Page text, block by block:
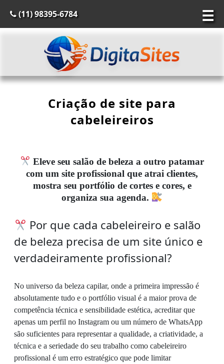
☰
(11) 98395-6784
Criação de site para
cabeleireiros
Eleve seu salão de beleza a outro patamar
com um site profissional que atrai clientes,
mostra seu portfólio de cortes e cores, e
organiza sua agenda.
Por que cada cabeleireiro e salão
de beleza precisa de um site único e
verdadeiramente profissional?
No universo da beleza capilar, onde a primeira impressão é
absolutamente tudo e o portfólio visual é a maior prova de
competência técnica e sensibilidade estética, acreditar que
apenas um perfil no Instagram ou um número de WhatsApp
são suficientes para representar a qualidade, a criatividade, a
técnica e a seriedade do seu trabalho como cabeleireiro
profissional é um erro estratégico que pode limitar